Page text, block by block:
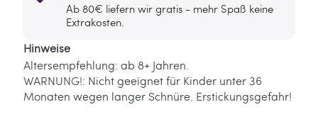
Ab 80€ liefern wir gratis - mehr Spaß keine
Extrakosten.
Hinweise
Altersempfehlung: ab 8+ Jahren.
WARNUNG!: Nicht geeignet für Kinder unter 36
Monaten wegen langer Schnüre. Erstickungsgefahr!